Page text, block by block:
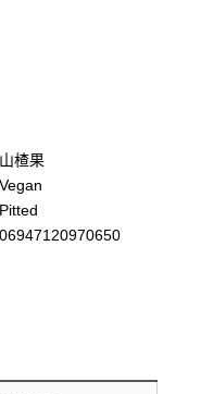
山楂果
Vegan
Pitted
06947120970650